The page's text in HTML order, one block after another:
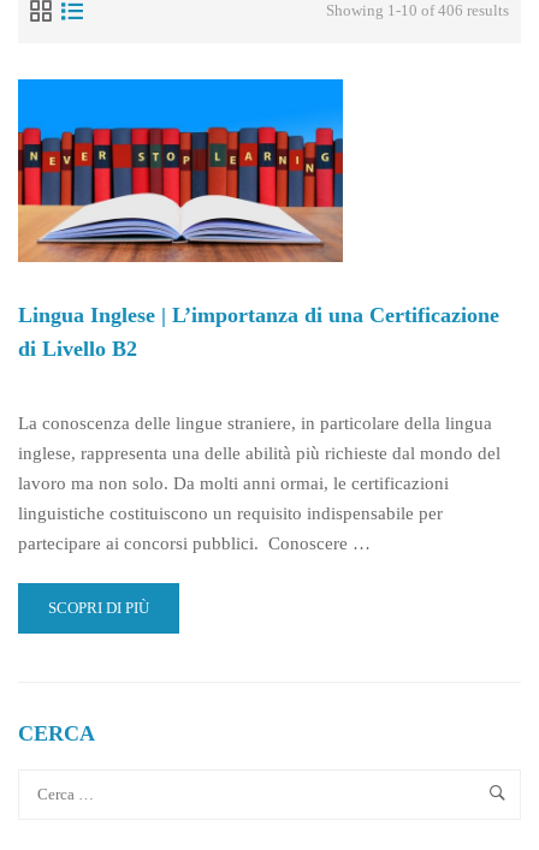
Showing 1-10 of 406 results
Lingua Inglese | L’importanza di una Certificazione
di Livello B2
La conoscenza delle lingue straniere, in particolare della lingua
inglese, rappresenta una delle abilità più richieste dal mondo del
lavoro ma non solo. Da molti anni ormai, le certificazioni
linguistiche costituiscono un requisito indispensabile per
partecipare ai concorsi pubblici. Conoscere …
READ
MORE
|
UNA
SCOPRI DI PIÙ
CERCA